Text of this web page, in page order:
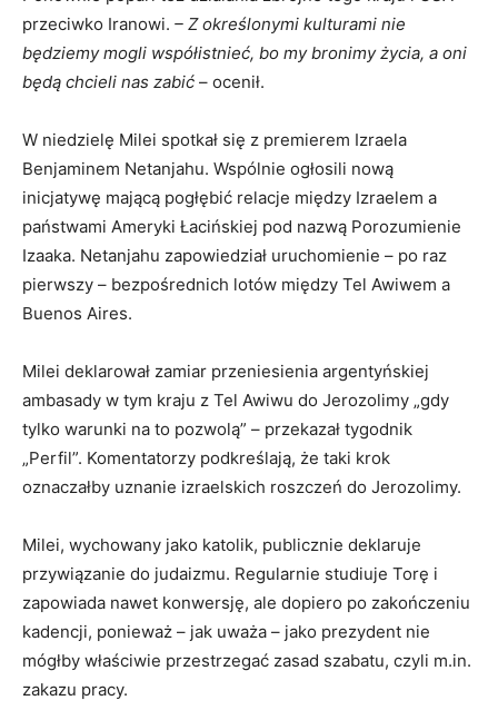
przeciwko Iranowi. – Z określonymi kulturami nie
będziemy mogli współistnieć, bo my bronimy życia, a oni
będą chcieli nas zabić – ocenił.
W niedzielę Milei spotkał się z premierem Izraela
Benjaminem Netanjahu. Wspólnie ogłosili nową
inicjatywę mającą pogłębić relacje między Izraelem a
państwami Ameryki Łacińskiej pod nazwą Porozumienie
Izaaka. Netanjahu zapowiedział uruchomienie – po raz
pierwszy – bezpośrednich lotów między Tel Awiwem a
Buenos Aires.
Milei deklarował zamiar przeniesienia argentyńskiej
ambasady w tym kraju z Tel Awiwu do Jerozolimy „gdy
tylko warunki na to pozwolą” – przekazał tygodnik
„Perfil”. Komentatorzy podkreślają, że taki krok
oznaczałby uznanie izraelskich roszczeń do Jerozolimy.
Milei, wychowany jako katolik, publicznie deklaruje
przywiązanie do judaizmu. Regularnie studiuje Torę i
zapowiada nawet konwersję, ale dopiero po zakończeniu
kadencji, ponieważ – jak uważa – jako prezydent nie
mógłby właściwie przestrzegać zasad szabatu, czyli m.in.
zakazu pracy.